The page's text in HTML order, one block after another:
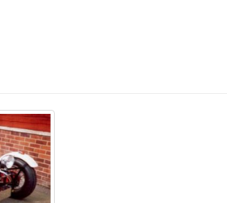
en la producción, que en ese
Kit Car Show
en la región 25 CV3 totalmente
que incluyeron cambios de la
flat-twin longitudinal